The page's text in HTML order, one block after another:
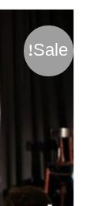
Sale!